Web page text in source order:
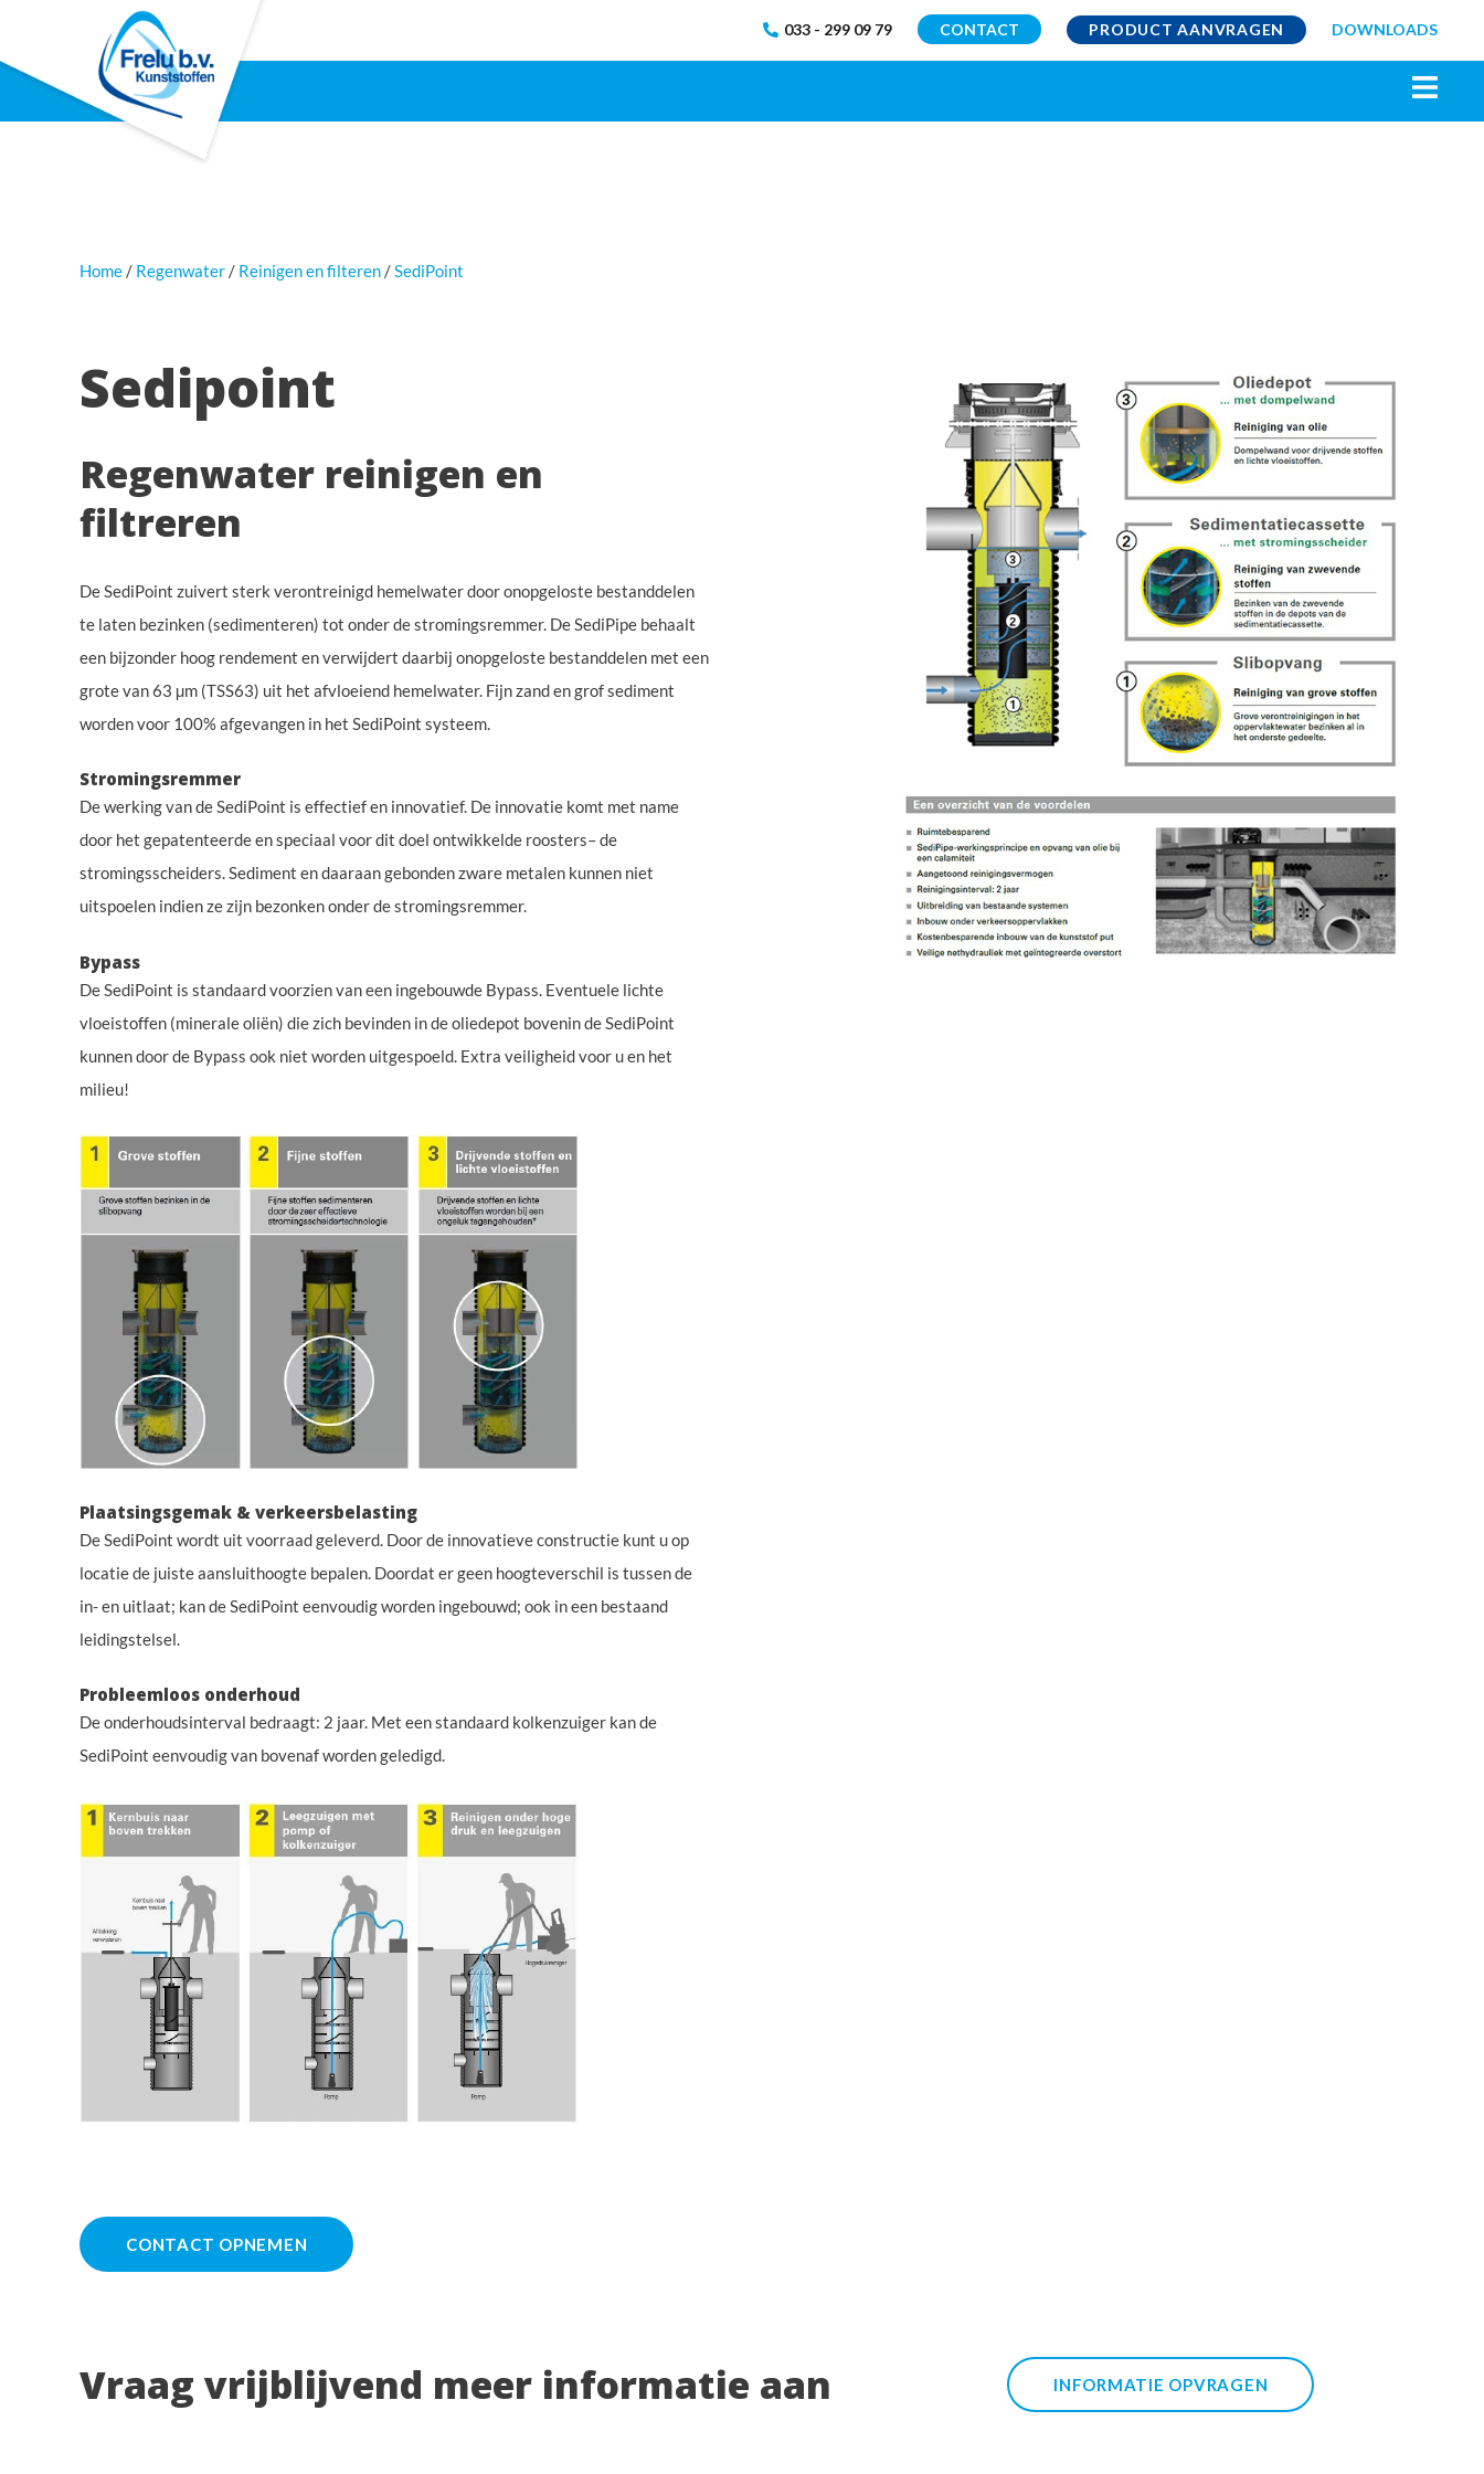
033 - 299 09 79 CONTACT PRODUCT AANVRAGEN DOWNLOADS
Home Regenwater Reinigen en filteren SediPoint
Sedipoint
Regenwater reinigen en
filtreren
De SediPoint zuivert sterk verontreinigd hemelwater door onopgeloste bestanddelen
te laten bezinken (sedimenteren) tot onder de stromingsremmer. De SediPipe behaalt
een bijzonder hoog rendement en verwijdert daarbij onopgeloste bestanddelen met een
grote van 63 µm (TSS63) uit het afvloeiend hemelwater. Fijn zand en grof sediment
worden voor 100% afgevangen in het SediPoint systeem.
Stromingsremmer
De werking van de SediPoint is effectief en innovatief. De innovatie komt met name
door het gepatenteerde en speciaal voor dit doel ontwikkelde roosters– de
stromingsscheiders. Sediment en daaraan gebonden zware metalen kunnen niet
uitspoelen indien ze zijn bezonken onder de stromingsremmer.
Bypass
De SediPoint is standaard voorzien van een ingebouwde Bypass. Eventuele lichte
vloeistoffen (minerale oliën) die zich bevinden in de oliedepot bovenin de SediPoint
kunnen door de Bypass ook niet worden uitgespoeld. Extra veiligheid voor u en het
milieu!
Plaatsingsgemak & verkeersbelasting
De SediPoint wordt uit voorraad geleverd. Door de innovatieve constructie kunt u op
locatie de juiste aansluithoogte bepalen. Doordat er geen hoogteverschil is tussen de
in- en uitlaat; kan de SediPoint eenvoudig worden ingebouwd; ook in een bestaand
leidingstelsel.
Probleemloos onderhoud
De onderhoudsinterval bedraagt: 2 jaar. Met een standaard kolkenzuiger kan de
SediPoint eenvoudig van bovenaf worden geledigd.
CONTACT OPNEMEN
Vraag vrijblijvend meer informatie aan INFORMATIE OPVRAGEN